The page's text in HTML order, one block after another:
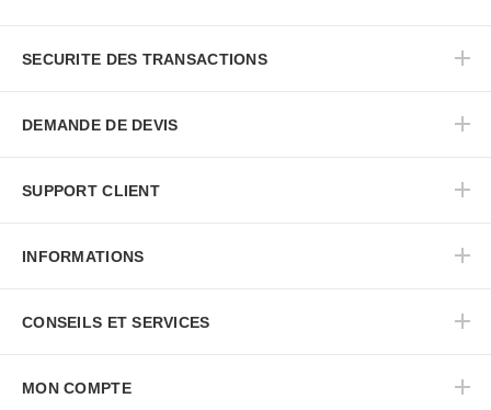
SECURITE DES TRANSACTIONS
DEMANDE DE DEVIS
SUPPORT CLIENT
INFORMATIONS
CONSEILS ET SERVICES
MON COMPTE